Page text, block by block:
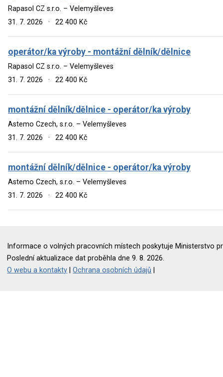
Rapasol CZ s.r.o. – Velemyšleves
31. 7. 2026
· 22 400 Kč
operátor/ka výroby - montážní dělník/dělnice
Rapasol CZ s.r.o. – Velemyšleves
31. 7. 2026
· 22 400 Kč
montážní dělník/dělnice - operátor/ka výroby
Astemo Czech, s.r.o. – Velemyšleves
31. 7. 2026
· 22 400 Kč
montážní dělník/dělnice - operátor/ka výroby
Astemo Czech, s.r.o. – Velemyšleves
31. 7. 2026
· 22 400 Kč
Informace o volných pracovních místech poskytuje Ministerstvo
Poslední aktualizace dat proběhla dne 9. 8. 2026.
O webu a kontakty |Ochrana osobních údajů